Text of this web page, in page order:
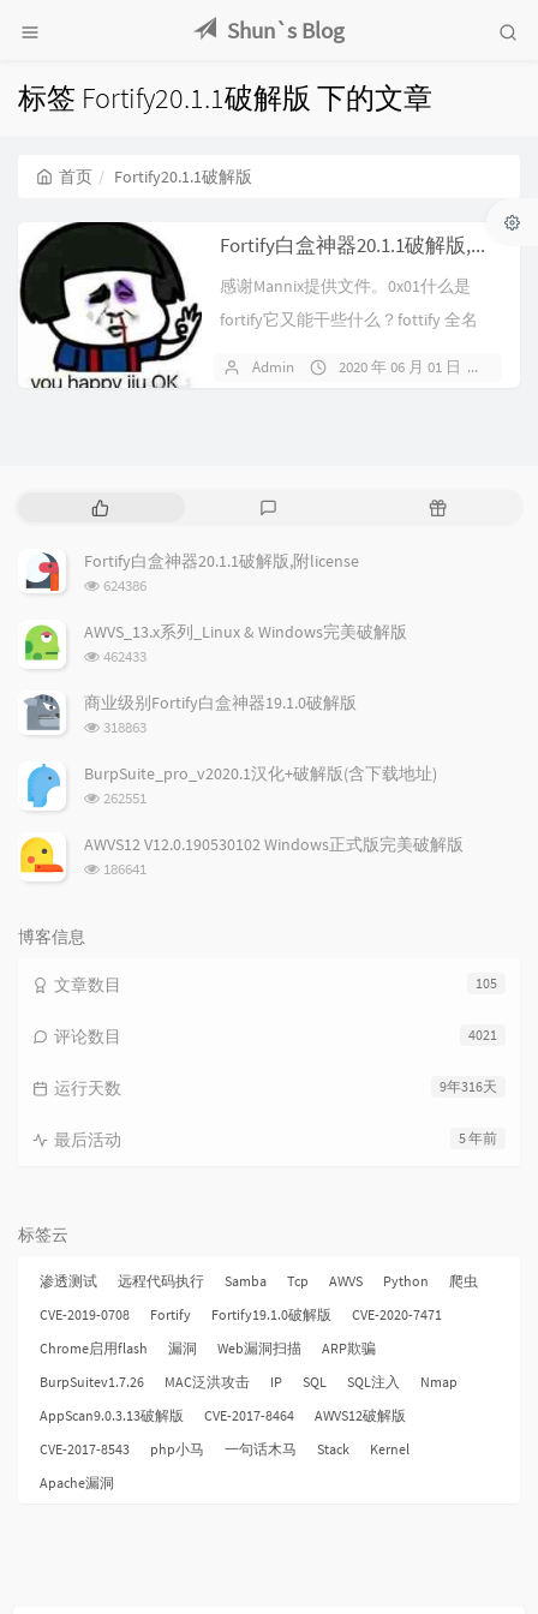
Shun`s Blog
标签 Fortify20.1.1破解版 下的文章
首页 Fortify20.1.1破解版
Fortify白盒神器20.1.1破解版,附license
感谢Mannix提供文件。0x01什么是
fortify它又能干些什么？fottify 全名
Admin 2020 年 06 月 01 日
热
文
章
评
论
随
Fortify白盒神器20.1.1破解版,附license
浏
次
624386
AWVS_13.x系列_Linux & Windows完美破解版
浏
次
462433
商业级别Fortify白盒神器19.1.0破解版
浏
次
数:
318863
BurpSuite_pro_v2020.1汉化+破解版(含下载地址)
浏
次
262551
AWVS12 V12.0.190530102 Windows正式版完美破解版
浏
186641
博客信息
105
文章数目
4021
评论数目
9年316天
运行天数
5 年前
最后活动
标签云
渗透测试 远程代码执行 Samba Tcp AWVS Python
爬虫
CVE-2019-0708
Fortify Fortify19.1.0破解版
CVE-2020-7471
Chrome启用flash
漏洞 Web漏洞扫描
ARP欺骗
BurpSuitev1.7.26
MAC泛洪攻击 IP SQL SQL注入
Nmap
AppScan9.0.3.13破解版
CVE-2017-8464
AWVS12破解版
CVE-2017-8543
php小马 一句话木马 Stack
Kernel
Apache漏洞